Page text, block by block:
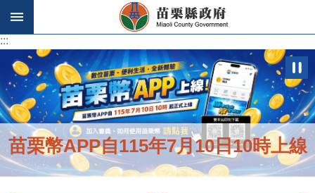
跳到主要內容區塊
:::
苗栗幣APP自115年7月10日10時上線